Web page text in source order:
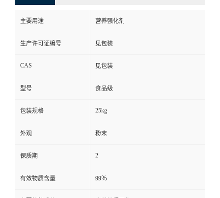
主要用途 营养强化剂
生产许可证编号 见包装
CAS 见包装
型号 食品级
包装规格 25kg
外观 粉末
保质期 2
有效物质含量 99％